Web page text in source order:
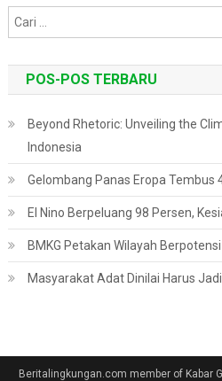
POS-POS TERBARU
Beyond Rhetoric: Unveiling the
Indonesia
Gelombang Panas Eropa Tembus
El Nino Berpeluang 98 Persen,
BMKG Petakan Wilayah
Masyarakat Adat Dinilai Harus
Beritalingkungan.com member of Kabar